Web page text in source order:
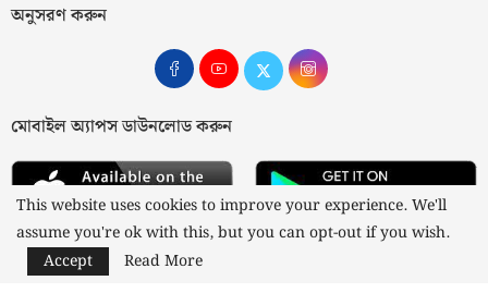
অনুসরণ করুন
মোবাইল অ্যাপস ডাউনলোড করুন
This website uses cookies to improve your experience. We'll
assume you're ok with this, but you can opt-out if you wish.
Accept
Read More